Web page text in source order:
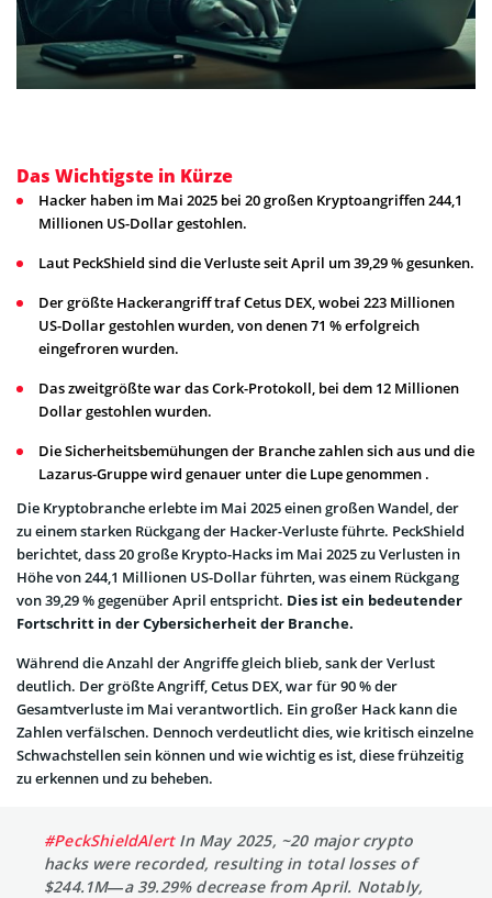
Das Wichtigste in Kürze
Hacker haben im Mai 2025 bei 20 großen Kryptoangriffen 244,1
Millionen US-Dollar gestohlen.
Laut PeckShield sind die Verluste seit April um 39,29 % gesunken.
Der größte Hackerangriff traf Cetus DEX, wobei 223 Millionen
US-Dollar gestohlen wurden, von denen 71 % erfolgreich
eingefroren wurden.
Das zweitgrößte war das Cork-Protokoll, bei dem 12 Millionen
Dollar gestohlen wurden.
Die Sicherheitsbemühungen der Branche zahlen sich aus und die
Lazarus-Gruppe wird genauer unter die Lupe genommen .
Die Kryptobranche erlebte im Mai 2025 einen großen Wandel, der
zu einem starken Rückgang der Hacker-Verluste führte. PeckShield
berichtet, dass 20 große Krypto-Hacks im Mai 2025 zu Verlusten in
Höhe von 244,1 Millionen US-Dollar führten, was einem Rückgang
von 39,29 % gegenüber April entspricht. Dies ist ein bedeutender
Fortschritt in der Cybersicherheit der Branche.
Während die Anzahl der Angriffe gleich blieb, sank der Verlust
deutlich. Der größte Angriff, Cetus DEX, war für 90 % der
Gesamtverluste im Mai verantwortlich. Ein großer Hack kann die
Zahlen verfälschen. Dennoch verdeutlicht dies, wie kritisch einzelne
Schwachstellen sein können und wie wichtig es ist, diese frühzeitig
zu erkennen und zu beheben.
#PeckShieldAlertIn May 2025, ~20 major crypto
hacks were recorded, resulting in total losses of
$244.1M—a 39.29% decrease from April. Notably,